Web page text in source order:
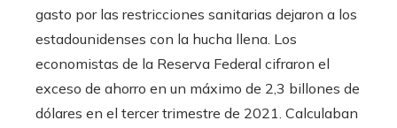
gasto por las restricciones sanitarias dejaron a los
estadounidenses con la hucha llena. Los
economistas de la Reserva Federal cifraron el
exceso de ahorro en un máximo de 2,3 billones de
dólares en el tercer trimestre de 2021. Calculaban